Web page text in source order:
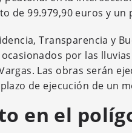
de 99.979,90 euros y
Transparencia y
por las
Las obras serán
de ejecución de un
en el